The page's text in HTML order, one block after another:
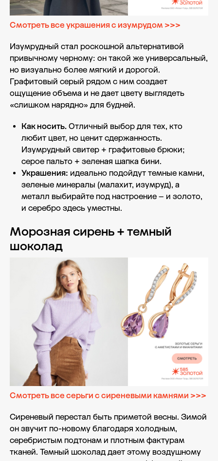
Смотреть все украшения с изумрудом >>>
Изумрудный стал роскошной альтернативой
привычному черному: он такой же универсальный,
но визуально более мягкий и дорогой.
Графитовый серый рядом с ним создает
ощущение объема и не дает цвету выглядеть
«слишком нарядно» для будней.
Как носить. Отличный выбор для тех, кто
любит цвет, но ценит сдержанность.
Изумрудный свитер + графитовые брюки;
серое пальто + зеленая шапка бини.
Украшения: идеально подойдут темные камни,
зеленые минералы (малахит, изумруд), а
металл выбирайте под настроение – и золото,
и серебро здесь уместны.
Морозная сирень + темный
шоколад
Смотреть все серьги с сиреневыми камнями >>>
Сиреневый перестал быть приметой весны. Зимой
он звучит по-новому благодаря холодным,
серебристым подтонам и плотным фактурам
тканей. Темный шоколад дает этому воздушному